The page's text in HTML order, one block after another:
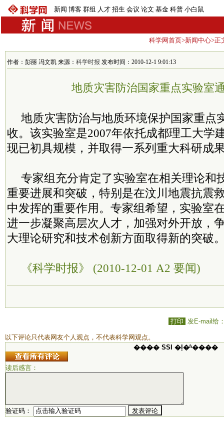
新闻 博客 群组 人才 招生 会议 论文 基金 科普 小白鼠
科学网首页>新闻中心>正
作者：彭丽 冯文凯 来源： 科学时报 发布时间：2010-12-1 9:01:13
地质灾害防治国家重点实验室
地质灾害防治与地质环境保护国家重点
收。该实验室是2007年依托成都理工大学
现已初具规模，并取得一系列重大科研成
专家组充分肯定了实验室在相关理论和
重要进展和突破，特别是在汶川地震抗震
中发挥的重要作用。专家组希望，实验室
进一步凝聚高层次人才，加强对外开放，
大理论研究和技术创新方面取得新的突破
《科学时报》 (2010-12-01 A2 要闻)
打印 发E-mail给
以下评论只代表网友个人观点，不代表科学网观点。
���� SSI �ļ�ʱ����
读后感言：
验证码：